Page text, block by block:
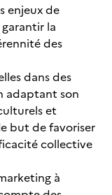
enjeux de
la
des
dans des
adaptant son
et
but de favoriser
collective
à